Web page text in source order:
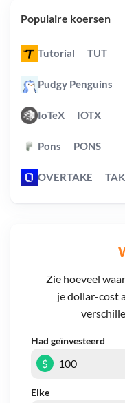
Zie hoeveel
je dollar-cost
Had geïnvesteerd
Elke
$
Populaire koersen
Tutorial TUT
Pudgy Penguins
IoTeX IOTX
Pons PONS
OVERTAKE